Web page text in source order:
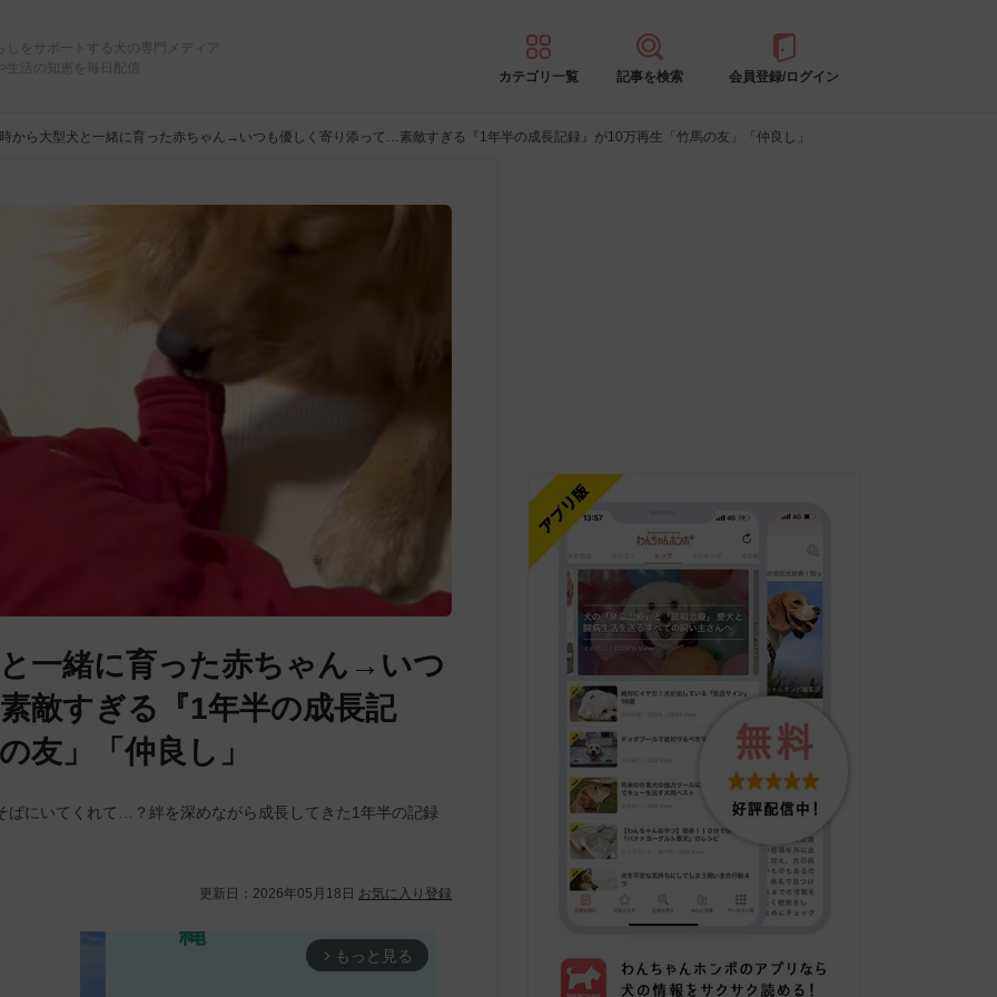
をサポートする犬の専門メディア
活の知恵を毎日配信
カテゴリ一覧 記事を検索 会員登録/ログイン
から大型犬と一緒に育った赤ちゃん→いつも優しく寄り添って…素敵すぎる『1年半の成長記録』が10万再生「竹馬の友」「仲良し」
一緒に育った赤ちゃん→いつ
敵すぎる『1年半の成長記
友」「仲良し」
ばにいてくれて…？絆を深めながら成長してきた1年半の記録
更新日： 2026年05月18日 お気に入り登録
arrow_forward_ios もっと見る